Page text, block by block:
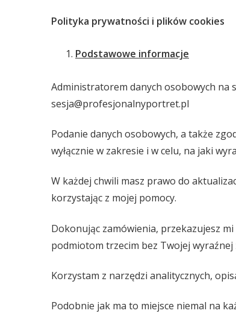
Polityka prywatności i plików cookies
Podstawowe informacje
Administratorem danych osobowych na
sesja@profesjonalnyportret.pl
Podanie danych osobowych, a także
wyłącznie w zakresie i w celu, na jaki
W każdej chwili masz prawo do
korzystając z mojej pomocy.
Dokonując zamówienia, przekazujesz
podmiotom trzecim bez Twojej wyraźnej
Korzystam z narzędzi analitycznych,
Podobnie jak ma to miejsce niemal na